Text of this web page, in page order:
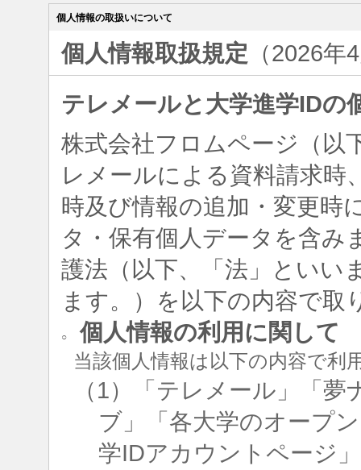
個人情報の取扱いについて
個人情報取扱規定 （2026
テレメールと大学進学IDの
株式会社フロムページ（以
レメールによる資料請求時
時及び情報の追加・変更時
タ・保有個人データを含み
護法（以下、「法」といい
ます。）を以下の内容で取
○ 個人情報の利用に関して
当該個人情報は以下の内容で利
（1）「テレメール」「
ブ」「各大学のオープ
学IDアカウントページ